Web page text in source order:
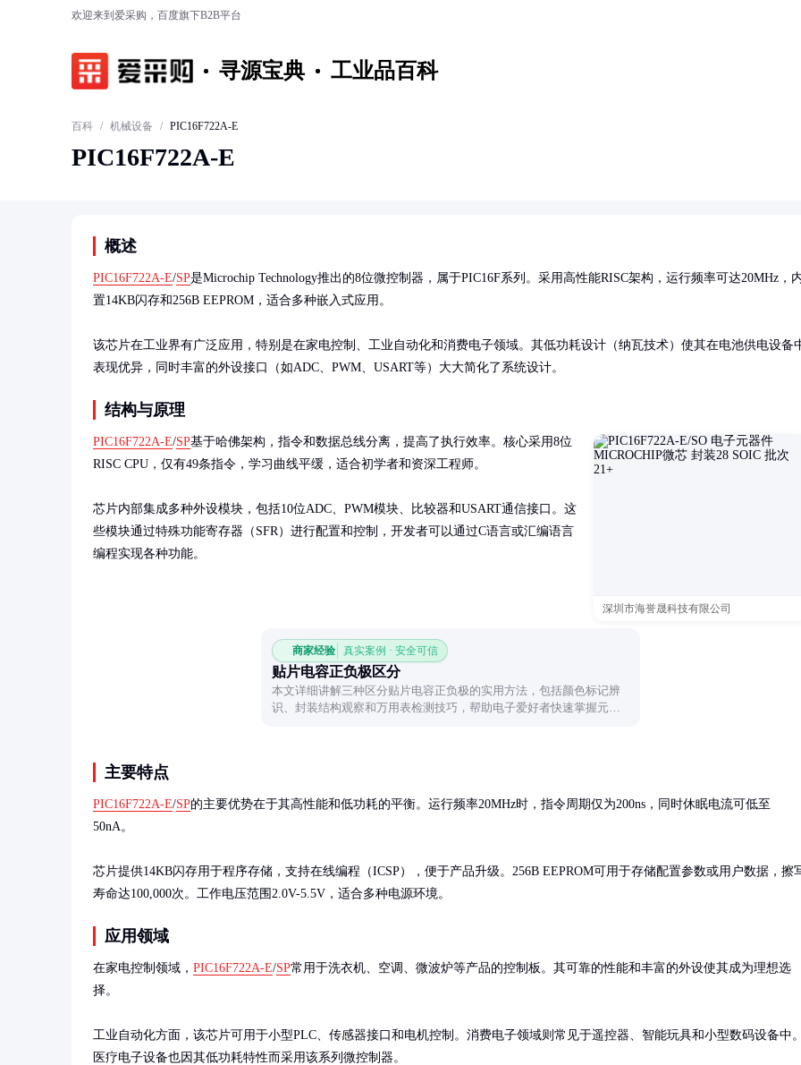
欢迎来到爱采购，百度旗下B2B平台
寻源宝典 工业品百科
百科 / 机械设备 / PIC16F722A-E
PIC16F722A-E
概述
PIC16F722A-E/SP是Microchip Technology推出的8位微控制器，属于PIC16F系列。采用高性能RISC架构，运行频率可达20MHz，
置14KB闪存和256B EEPROM，适合多种嵌入式应用。
该芯片在工业界有广泛应用，特别是在家电控制、工业自动化和消费电子领域。其低功耗设计（纳瓦技术）使其在电池供电设备
表现优异，同时丰富的外设接口（如ADC、PWM、USART等）大大简化了系统设计。
结构与原理
深圳市海誉晟科技有限公司
PIC16F722A-E/SP基于哈佛架构，指令和数据总线分离，提高了执行效率。核心采用8位
RISC CPU，仅有49条指令，学习曲线平缓，适合初学者和资深工程师。
芯片内部集成多种外设模块，包括10位ADC、PWM模块、比较器和USART通信接口。这
些模块通过特殊功能寄存器（SFR）进行配置和控制，开发者可以通过C语言或汇编语言
编程实现各种功能。
商家经验 真实案例 · 安全可信
贴片电容正负极区分
本文详细讲解三种区分贴片电容正负极的实用方法，包括颜色标记辨
识、封装结构观察和万用表检测技巧，帮助电子爱好者快速掌握元件
主要特点
PIC16F722A-E/SP的主要优势在于其高性能和低功耗的平衡。运行频率20MHz时，指令周期仅为200ns，同时休眠电流可低至
50nA。
芯片提供14KB闪存用于程序存储，支持在线编程（ICSP），便于产品升级。256B EEPROM可用于存储配置参数或用户数据，擦
寿命达100,000次。工作电压范围2.0V-5.5V，适合多种电源环境。
应用领域
在家电控制领域， PIC16F722A-E/SP常用于洗衣机、空调、微波炉等产品的控制板。其可靠的性能和丰富的外设使其成为理想选
择。
工业自动化方面，该芯片可用于小型PLC、传感器接口和电机控制。消费电子领域则常见于遥控器、智能玩具和小型数码设备中
医疗电子设备也因其低功耗特性而采用该系列微控制器。